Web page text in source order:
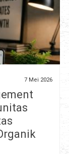
7 Mei 2026